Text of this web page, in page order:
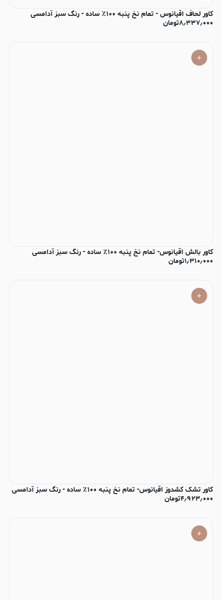
کاور لحاف اقیانوس - تمام نخ پنبه ۱۰۰٪ ساده - رنگ سبز آدامسی
۸٫۳۳۷٫۰۰۰تومان
کاور بالش اقیانوس- تمام نخ پنبه ۱۰۰٪ ساده - رنگ سبز آدامسی
۱٫۳۱۰٫۰۰۰تومان
کاور تشک کشدوز اقیانوس- تمام نخ پنبه ۱۰۰٪ ساده - رنگ سبز آدامسی
۴٫۹۲۳٫۰۰۰تومان